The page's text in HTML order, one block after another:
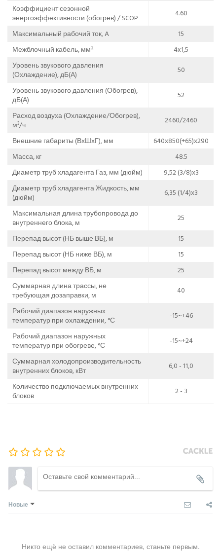
Коэффициент сезонной
энергоэффективности (обогрев) / SCOP
4.60
Максимальный рабочий ток, A
15
Межблочный кабель, мм²
4x1,5
Уровень звукового давления
(Охлаждение), дБ(А)
50
Уровень звукового давления (Обогрев),
дБ(А)
52
Расход воздуха (Охлаждение/Обогрев),
м³/ч
2460/2460
Внешние габариты (ВхШхГ), мм
640х850(+65)х290
Масса, кг
48.5
Диаметр труб хладагента Газ, мм (дюйм)
9,52 (3/8)х3
Диаметр труб хладагента Жидкость, мм
(дюйм)
6,35 (1/4)х3
Максимальная длина трубопровода до
внутреннего блока, м
25
Перепад высот (НБ выше ВБ), м
15
Перепад высот (НБ ниже ВБ), м
15
Перепад высот между ВБ, м
25
Суммарная длина трассы, не
требующая дозаправки, м
40
Рабочий диапазон наружных
температур при охлаждении, °С
-15~+46
Рабочий диапазон наружных
температур при обогреве, °С
-15~+24
Суммарная холодопроизводительность
внутренних блоков, кВт
6,0 - 11,0
Количество подключаемых внутренних
блоков
2 - 3
Новые
Никто ещё не оставил комментариев, станьте первым.